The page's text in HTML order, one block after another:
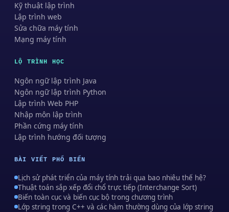
Kỹ thuật lập trình
Lập trình web
Sửa chữa máy tính
Mạng máy tính
LỘ TRÌNH HỌC
Ngôn ngữ lập trình Java
Ngôn ngữ lập trình Python
Lập trình Web PHP
Nhập môn lập trình
Phần cứng máy tính
Lập trình hướng đối tượng
BÀI VIẾT PHỔ BIẾN
Lịch sử phát triển của máy tính trải qua bao nhiêu thế hệ?
Thuật toán sắp xếp đổi chổ trực tiếp (Interchange Sort)
Biến toàn cục và biến cục bộ trong chương trình
Lớp string trong C++ và các hàm thường dùng của lớp string